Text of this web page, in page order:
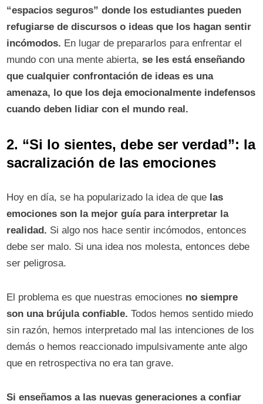
“espacios seguros” donde los estudiantes pueden
refugiarse de discursos o ideas que los hagan sentir
incómodos. En lugar de prepararlos para enfrentar el
mundo con una mente abierta,se les está enseñando
que cualquier confrontación de ideas es una
amenaza, lo que los deja emocionalmente indefensos
cuando deben lidiar con el mundo real.
2. “Si lo sientes, debe ser verdad”: la
sacralización de las emociones
Hoy en día, se ha popularizado la idea de que las
emociones son la mejor guía para interpretar la
realidad. Si algo nos hace sentir incómodos, entonces
debe ser malo. Si una idea nos molesta, entonces debe
ser peligrosa.
El problema es que nuestras emociones no siempre
son una brújula confiable. Todos hemos sentido miedo
sin razón, hemos interpretado mal las intenciones de los
demás o hemos reaccionado impulsivamente ante algo
que en retrospectiva no era tan grave.
Si enseñamos a las nuevas generaciones a confiar